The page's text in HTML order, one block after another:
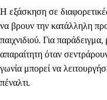
Η εξάσκηση σε
να βρουν την κατάλληλη
παιχνιδιού. Για
απαραίτητη όταν
γωνία μπορεί να
πέναλτι.